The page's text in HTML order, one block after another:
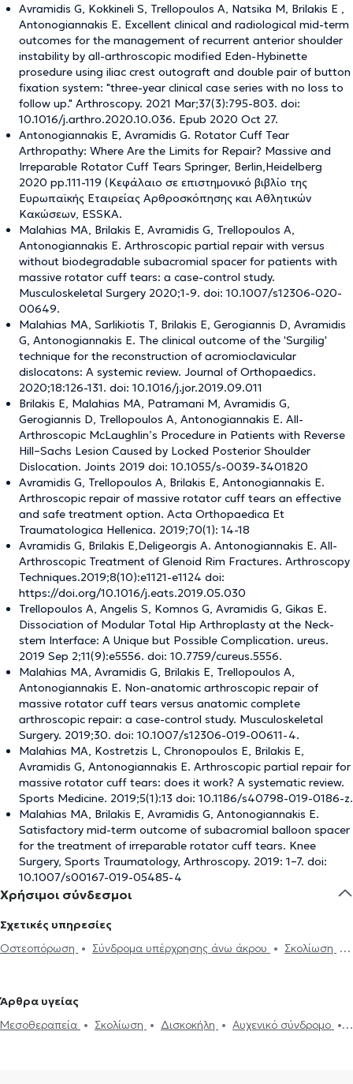
Avramidis G, Kokkineli S, Trellopoulos A, Natsika M, Brilakis E ,
Antonogiannakis E. Excellent clinical and radiological mid-term
outcomes for the management of recurrent anterior shoulder
instability by all-arthroscopic modified Eden-Hybinette
prosedure using iliac crest outograft and double pair of button
fixation system: "three-year clinical case series with no loss to
follow up." Arthroscopy. 2021 Mar;37(3):795-803. doi:
10.1016/j.arthro.2020.10.036. Epub 2020 Oct 27.
Antonogiannakis E, Avramidis G. Rotator Cuff Tear
Arthropathy: Where Are the Limits for Repair? Massive and
Irreparable Rotator Cuff Tears Springer, Berlin,Heidelberg
2020 pp.111-119 (Κεφάλαιο σε επιστημονικό βιβλίο της
Ευρωπαϊκής Εταιρείας Αρθροσκόπησης και Αθλητικών
Κακώσεων, ESSKA.
Malahias MA, Brilakis E, Avramidis G, Trellopoulos A,
Antonogiannakis E. Arthroscopic partial repair with versus
without biodegradable subacromial spacer for patients with
massive rotator cuff tears: a case-control study.
Musculoskeletal Surgery 2020;1-9. doi: 10.1007/s12306-020-
00649.
Malahias MA, Sarlikiotis T, Brilakis E, Gerogiannis D, Avramidis
G, Antonogiannakis E. The clinical outcome of the 'Surgilig'
technique for the reconstruction of acromioclavicular
dislocatons: A systemic review. Journal of Orthopaedics.
2020;18:126-131. doi: 10.1016/j.jor.2019.09.011
Brilakis E, Malahias MA, Patramani M, Avramidis G,
Gerogiannis D, Trellopoulos A, Antonogiannakis E. All-
Arthroscopic McLaughlin’s Procedure in Patients with Reverse
Hill–Sachs Lesion Caused by Locked Posterior Shoulder
Dislocation. Joints 2019 doi: 10.1055/s-0039-3401820
Avramidis G, Trellopoulos A, Brilakis E, Antonogiannakis E.
Arthroscopic repair of massive rotator cuff tears an effective
and safe treatment option. Acta Orthopaedica Et
Traumatologica Hellenica. 2019;70(1): 14-18
Avramidis G, Brilakis E,Deligeorgis A. Antonogiannakis E. All-
Arthroscopic Treatment of Glenoid Rim Fractures. Arthroscopy
Techniques.2019;8(10):e1121-e1124 doi:
https://doi.org/10.1016/j.eats.2019.05.030
Trellopoulos A, Angelis S, Komnos G, Avramidis G, Gikas E.
Dissociation of Modular Total Hip Arthroplasty at the Neck-
stem Interface: A Unique but Possible Complication. ureus.
2019 Sep 2;11(9):e5556. doi: 10.7759/cureus.5556.
Malahias MA, Avramidis G, Brilakis E, Trellopoulos A,
Antonogiannakis E. Non-anatomic arthroscopic repair of
massive rotator cuff tears versus anatomic complete
arthroscopic repair: a case-control study. Musculoskeletal
Surgery. 2019;30. doi: 10.1007/s12306-019-00611-4.
Malahias MA, Kostretzis L, Chronopoulos E, Brilakis E,
Avramidis G, Antonogiannakis E. Arthroscopic partial repair for
massive rotator cuff tears: does it work? A systematic review.
Sports Medicine. 2019;5(1):13 doi: 10.1186/s40798-019-0186-z.
Malahias MA, Brilakis E, Avramidis G, Antonogiannakis E.
Satisfactory mid-term outcome of subacromial balloon spacer
for the treatment of irreparable rotator cuff tears. Knee
Surgery, Sports Traumatology, Arthroscopy. 2019: 1–7. doi:
10.1007/s00167-019-05485-4
Χρήσιμοι σύνδεσμοι
Σχετικές υπηρεσίες
Οστεοπόρωση
Σύνδρομα υπέρχρησης άνω άκρου
Σκολίωση
Ηλεκτρονική συνταγογράφηση
απονευρωσίτιδα
Κύστη Baker
Περιαρθρίτιδα ώμου
Άρθρα υγείας
Μεσοθεραπεία
Σκολίωση Δισκοκήλη
Αυχενικό σύνδρομο